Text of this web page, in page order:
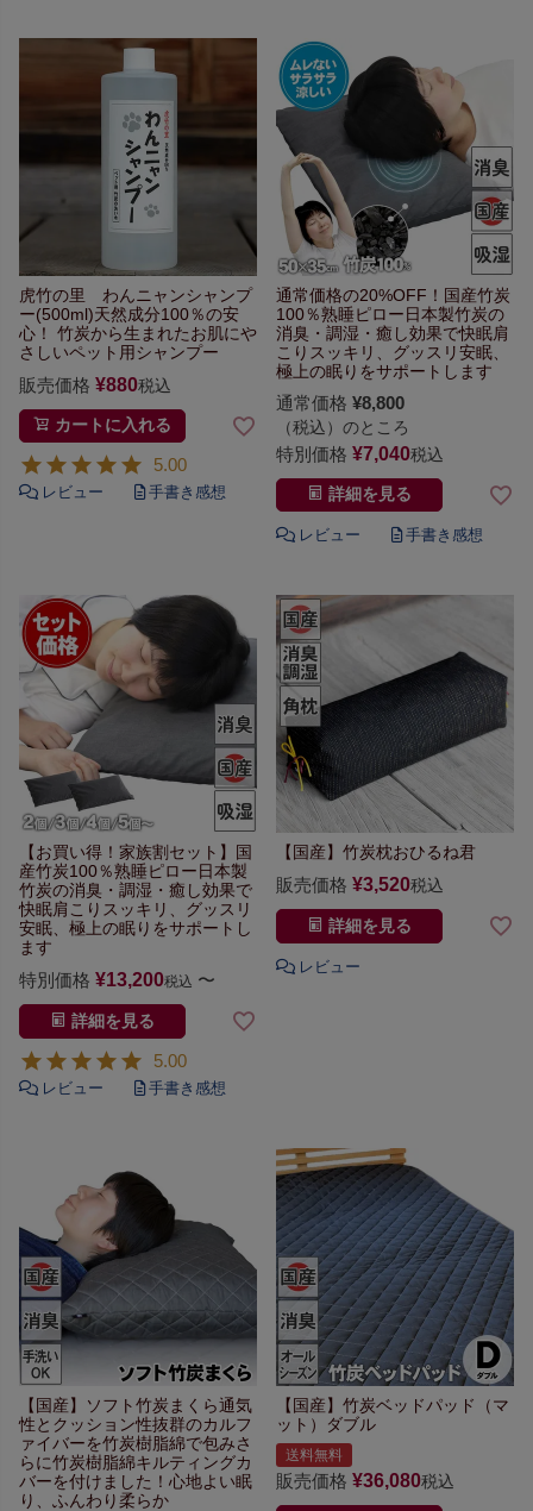
虎竹の里 わんニャンシャンプ
ー(500ml)天然成分100％の安
心！
竹炭から生まれたお肌にや
さしいペット用シャンプー
販売価格 ¥880税込
カートに入れる
5.00
通常価格の20%OFF！ 国産竹炭
100％熟睡ピロー日本製竹炭の
消臭・調湿・癒し効果で快眠肩
こりスッキリ、グッスリ安眠、
極上の眠りをサポートします
通常価格 ¥8,800
（税込）のところ
特別価格 ¥7,040税込
詳細を見る
【お買い得！家族割セット】
国
産竹炭100％熟睡ピロー日本製
竹炭の消臭・調湿・癒し効果で
快眠肩こりスッキリ、グッスリ
安眠、 極上の眠りをサポートし
ます
特別価格 ¥13,200税込 〜
詳細を見る
5.00
【国産】竹炭枕おひるね君
販売価格 ¥3,520税込
詳細を見る
【国産】ソフト竹炭まくら通気
性とクッション性抜群のカルフ
ァイバーを竹炭樹脂綿で包みさ
らに竹炭樹脂綿キルティングカ
バーを付けました！心地よい眠
り、 ふんわり柔らか
【国産】竹炭ベッドパッド（マ
ット）ダブル
送料無料
販売価格 ¥36,080税込